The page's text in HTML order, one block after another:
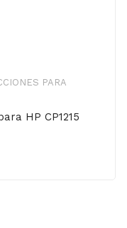
PARA
HP CP1215